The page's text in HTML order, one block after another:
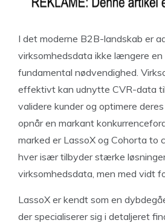
I det moderne B2B-landskab er
virksomhedsdata ikke længere en
fundamental nødvendighed.
effektivt kan udnytte CVR-data
validere kunder og optimere
opnår en markant
marked er LassoX og Cohorta to
hver især tilbyder stærke
virksomhedsdata, men med vidt
LassoX er kendt som en
der specialiserer sig i detaljeret